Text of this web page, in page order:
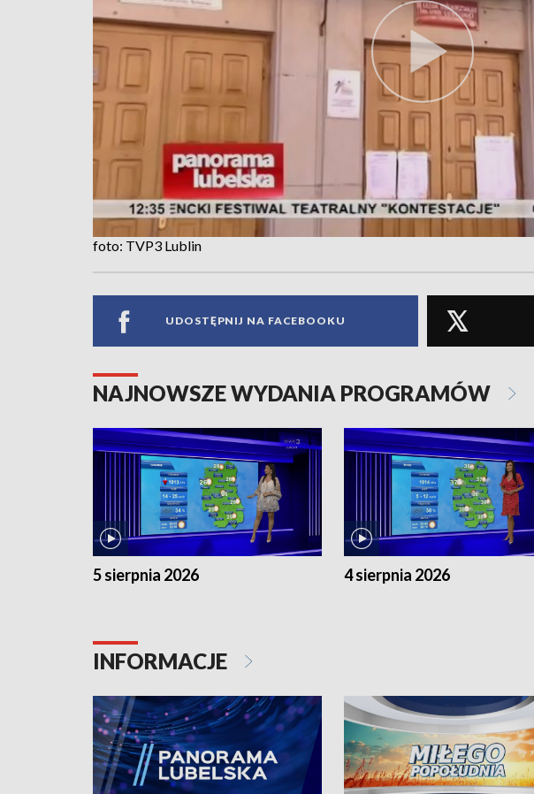
foto: TVP3 Lublin
UDOSTĘPNIJ NA FACEBOOKU
NAJNOWSZE WYDANIA PROGRAMÓW
5 sierpnia 2026 4 sierpnia 2026
INFORMACJE